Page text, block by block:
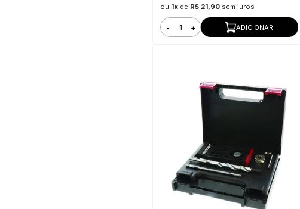
ou 1x de R$ 21,90 sem juros
- + ADICIONAR